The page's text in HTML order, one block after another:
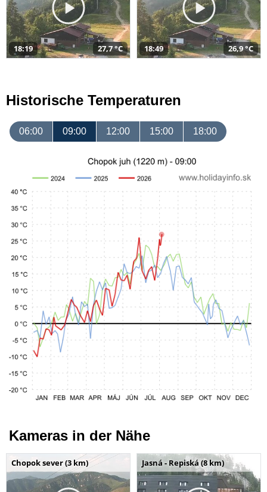
18:19 27,7 °C 18:49 26,9 °C
Historische Temperaturen
06:00 09:00 12:00 15:00 18:00
Kameras in der Nähe
Chopok sever (3 km) Jasná - Repiská (8 km)